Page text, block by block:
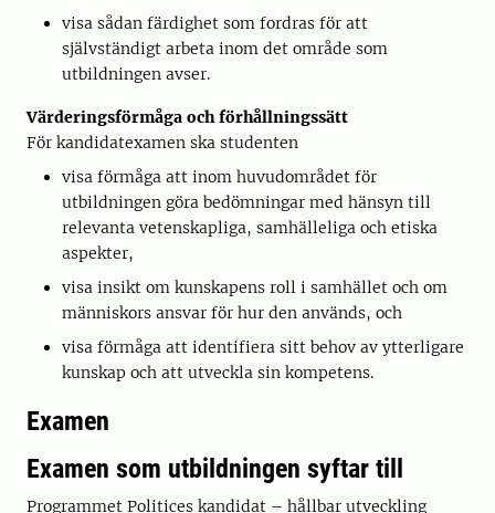
visa sådan färdighet som fordras för att
självständigt arbeta inom det område som
utbildningen avser.
Värderingsförmåga och förhållningssätt
För kandidatexamen ska studenten
visa förmåga att inom huvudområdet för
utbildningen göra bedömningar med hänsyn till
relevanta vetenskapliga, samhälleliga och etiska
aspekter,
visa insikt om kunskapens roll i samhället och om
människors ansvar för hur den används, och
visa förmåga att identifiera sitt behov av ytterligare
kunskap och att utveckla sin kompetens.
Examen
Examen som utbildningen syftar till
Programmet Politices kandidat – hållbar utveckling